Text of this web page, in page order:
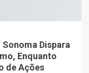
Dispara
Enquanto
de Ações